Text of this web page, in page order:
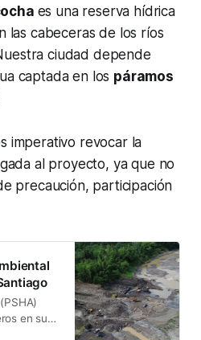
es una reserva hídrica
las cabeceras de los ríos
ciudad depende
captada en los páramos
imperativo revocar la
al proyecto, ya que no
precaución, participación
en su